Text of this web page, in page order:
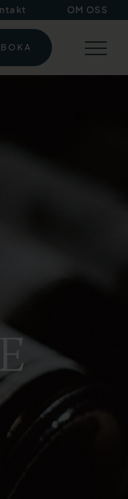
OM OSS
BOKA